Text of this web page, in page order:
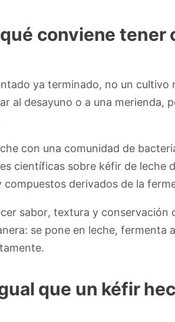
conviene tener
ya terminado, no un cultivo
al desayuno o a una merienda,
con una comunidad de
científicas sobre kéfir de leche
derivados de la
sabor, textura y conservación
se pone en leche, fermenta
que un kéfir